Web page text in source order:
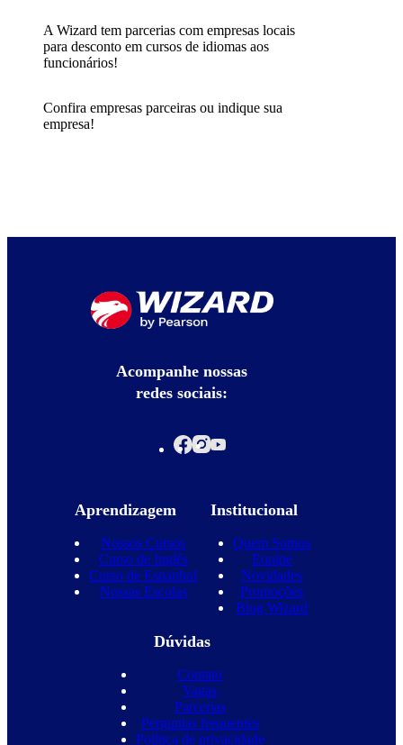
A Wizard tem parcerias com empresas locais
para desconto em cursos de idiomas aos
funcionários!
Confira empresas parceiras ou indique sua
empresa!
Acompanhe nossas
redes sociais:
Aprendizagem
Nossos Cursos
Curso de Inglês
Curso de Espanhol
Nossas Escolas
Institucional
Quem Somos
Equipe
Novidades
Promoções
Blog Wizard
Dúvidas
Contato
Vagas
Parcerias
Perguntas frequentes
Política de privacidade